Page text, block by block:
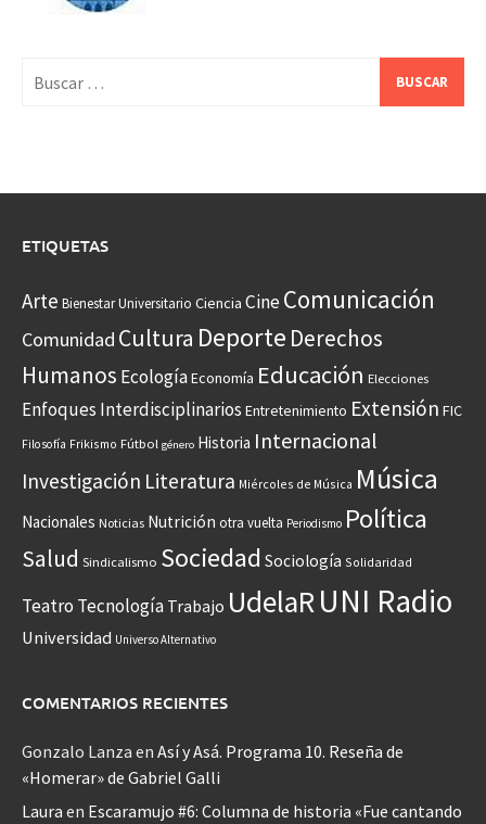
ETIQUETAS
Arte Bienestar Universitario Ciencia CineComunicación
Comunidad Cultura Deporte Derechos
Humanos EcologíaEconomía Educación Elecciones
Enfoques Interdisciplinarios Entretenimiento Extensión FIC
Filosofía Frikismo Fútbol género Historia Internacional
Investigación Literatura Miércoles de Música Música
Nacionales Noticias Nutrición otra vuelta Periodismo Política
Salud Sindicalismo Sociedad Sociología Solidaridad
Teatro Tecnología Trabajo UdelaRUNI Radio
Universidad Universo Alternativo
COMENTARIOS RECIENTES
Gonzalo Lanza en Así y Asá. Programa 10. Reseña de
«Homerar» de Gabriel Galli
Laura en Escaramujo #6: Columna de historia «Fue cantando